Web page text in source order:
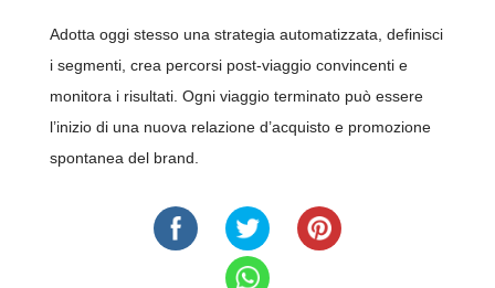
Adotta oggi stesso una strategia automatizzata, definisci
i segmenti, crea percorsi post-viaggio convincenti e
monitora i risultati. Ogni viaggio terminato può essere
l’inizio di una nuova relazione d’acquisto e promozione
spontanea del brand.